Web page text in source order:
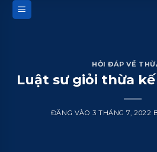
qua
HỎI ĐÁP VỀ
Luật sư giỏi thừa
ĐĂNG VÀO 3 THÁNG 7, 2022